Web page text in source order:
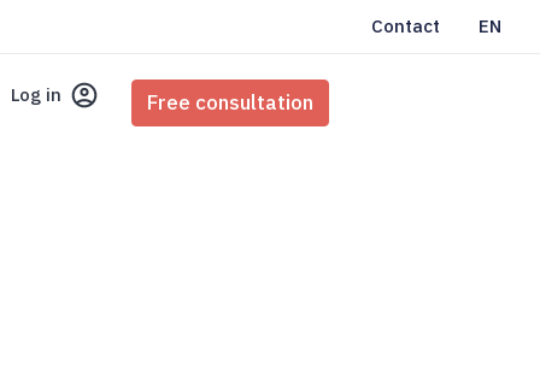
Contact EN
Log in Free consultation